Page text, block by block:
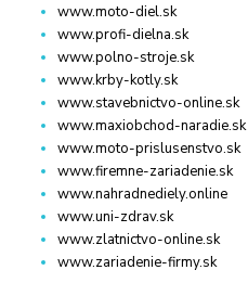
www.moto-diel.sk
www.profi-dielna.sk
www.polno-stroje.sk
www.krby-kotly.sk
www.stavebnictvo-online.sk
www.maxiobchod-naradie.sk
www.moto-prislusenstvo.sk
www.firemne-zariadenie.sk
www.nahradnediely.online
www.uni-zdrav.sk
www.zlatnictvo-online.sk
www.zariadenie-firmy.sk